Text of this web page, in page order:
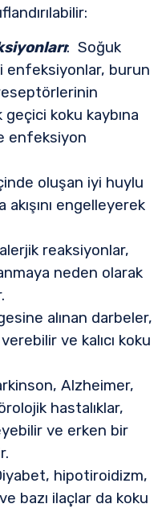
: Soğuk
enfeksiyonlar, burun
reseptörlerinin
koku kaybına
enfeksiyon
oluşan iyi huylu
engelleyerek
reaksiyonlar,
neden olarak
alınan darbeler,
ve kalıcı koku
Alzheimer,
hastalıklar,
ve erken bir
hipotiroidizm,
bazı ilaçlar da koku